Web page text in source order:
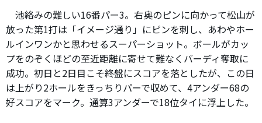
池絡みの難しい16番パー3。右奥のピンに向かって松山が
放った第1打は「イメージ通り」にピンを刺し、あわやホー
ルインワンかと思わせるスーパーショット。ボールがカッ
プをのぞくほどの至近距離に寄せて難なくバーディ奪取に
成功。初日と2日目こそ終盤にスコアを落としたが、この日
は上がり2ホールをきっちりパーで収めて、4アンダー68の
好スコアをマーク。通算3アンダーで18位タイに浮上した。